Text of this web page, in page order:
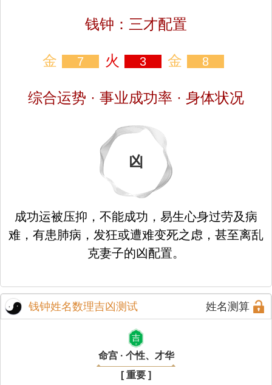
钱钟：三才配置
金 7 火 3 金 8
综合运势 · 事业成功率 · 身体状况
凶
成功运被压抑，不能成功，易生心身过劳及病
难，有患肺病，发狂或遭难变死之虑，甚至离乱
克妻子的凶配置。
钱钟姓名数理吉凶测试 姓名测算
吉
命宫 · 个性、才华
[ 重要 ]